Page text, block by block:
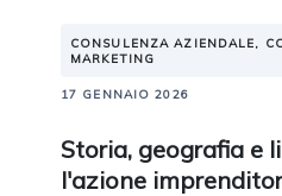
CONSULENZA AZIENDALE,
MARKETING
17 GENNAIO 2026
Storia, geografia e
l'azione